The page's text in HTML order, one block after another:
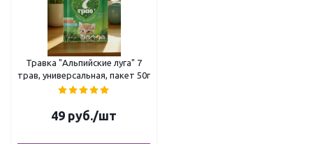
Травка "Альпийские луга" 7
трав, универсальная, пакет 50г
49 руб./шт